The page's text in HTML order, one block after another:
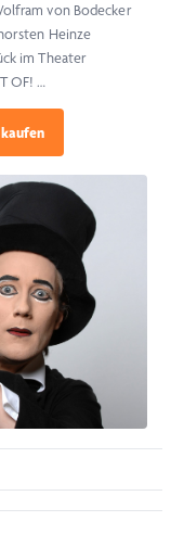
von Bodecker
Heinze
im Theater
OF! …